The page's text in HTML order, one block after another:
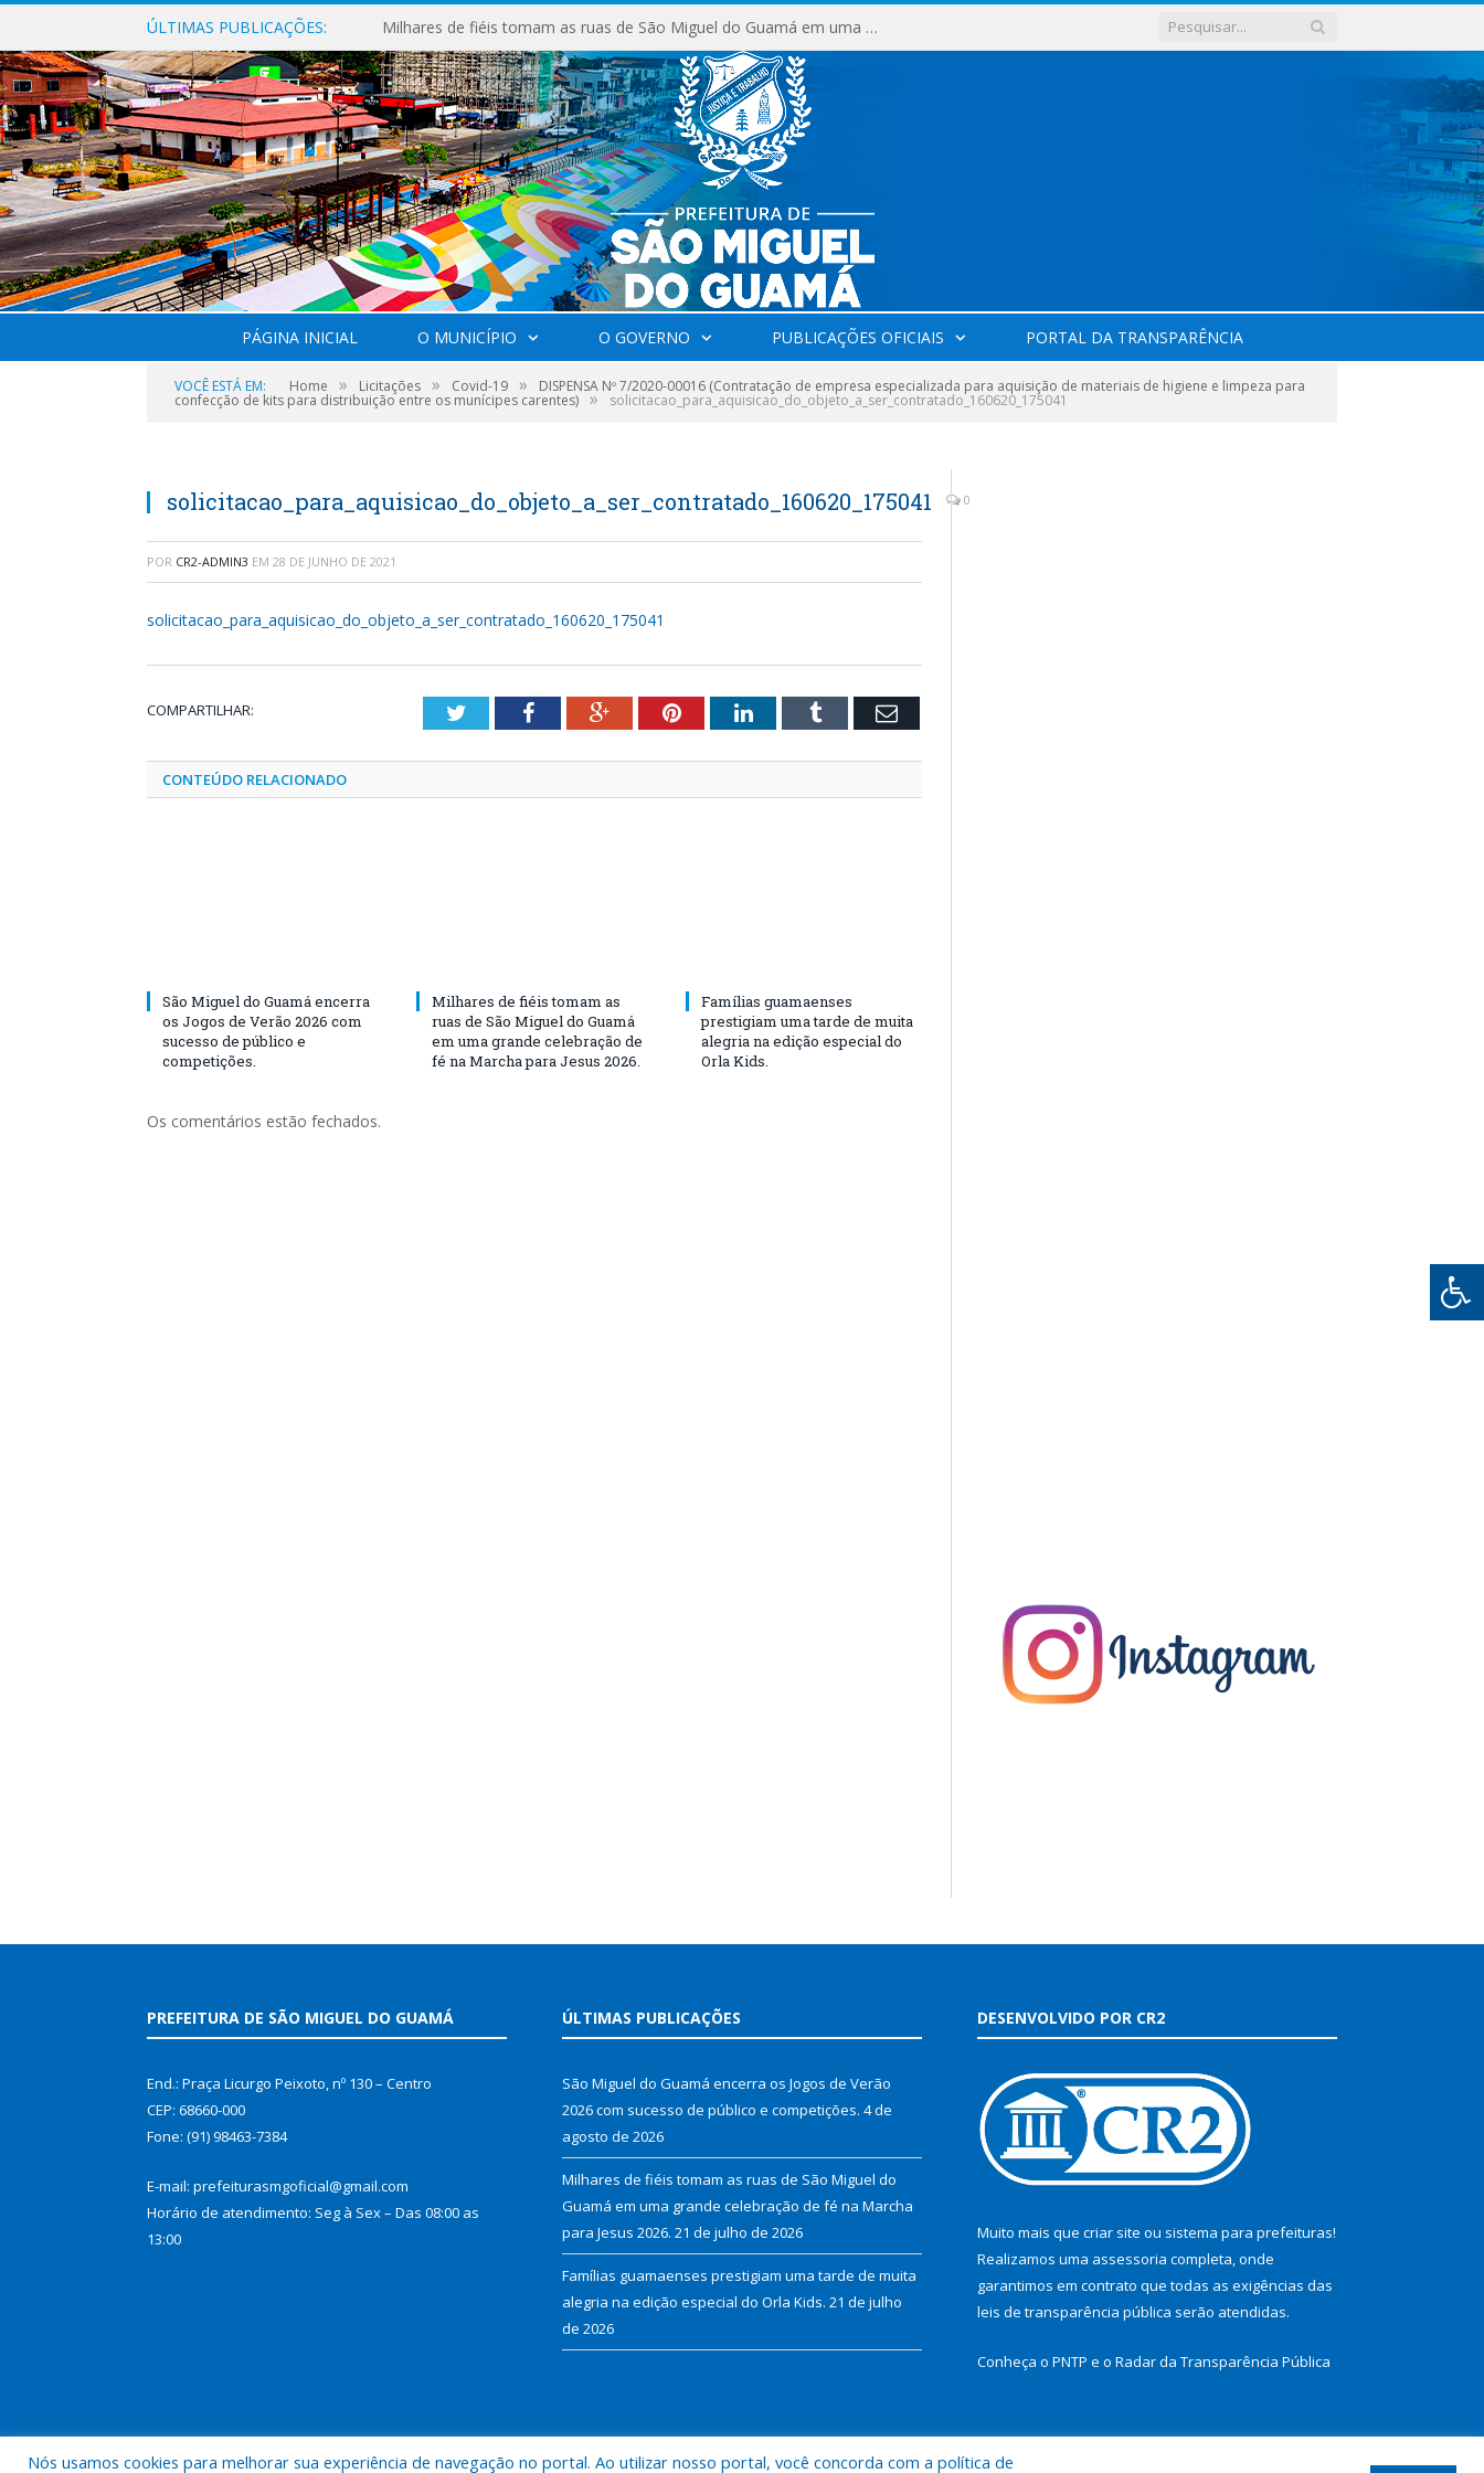
ÚLTIMAS PUBLICAÇÕES: Milhares de fiéis tomam as ruas de São Miguel do Guamá em uma grande celebração de fé na Marcha para Jesus 2026.
PÁGINA INICIAL O MUNICÍPIO O GOVERNO PUBLICAÇÕES OFICIAIS PORTAL DA TRANSPARÊNCIA
VOCÊ ESTÁ EM: Home » Licitações » Covid-19 » DISPENSA Nº 7/2020-00016 (Contratação de empresa especializada para aquisição de materiais de higiene e limpeza para
confecção de kits para distribuição entre os munícipes carentes) » solicitacao_para_aquisicao_do_objeto_a_ser_contratado_160620_175041
solicitacao_para_aquisicao_do_objeto_a_ser_contratado_160620_175041 0
POR CR2-ADMIN3 EM 28 DE JUNHO DE 2021
solicitacao_para_aquisicao_do_objeto_a_ser_contratado_160620_175041
COMPARTILHAR: TwitterFacebookGoogle+PinterestLinkedInTumblr Email
CONTEÚDO RELACIONADO
São Miguel do Guamá encerra
os Jogos de Verão 2026 com
sucesso de público e
competições.
Milhares de fiéis tomam as
ruas de São Miguel do Guamá
em uma grande celebração de
fé na Marcha para Jesus 2026.
Famílias guamaenses
prestigiam uma tarde de muita
alegria na edição especial do
Orla Kids.
Os comentários estão fechados.
PREFEITURA DE SÃO MIGUEL DO GUAMÁ
End.: Praça Licurgo Peixoto, nº 130 – Centro
CEP: 68660-000
Fone: (91) 98463-7384
E-mail: prefeiturasmgoficial@gmail.com
Horário de atendimento: Seg à Sex – Das 08:00 as
13:00
ÚLTIMAS PUBLICAÇÕES
São Miguel do Guamá encerra os Jogos de Verão
2026 com sucesso de público e competições. 4 de
agosto de 2026
Milhares de fiéis tomam as ruas de São Miguel do
Guamá em uma grande celebração de fé na Marcha
para Jesus 2026. 21 de julho de 2026
Famílias guamaenses prestigiam uma tarde de muita
alegria na edição especial do Orla Kids. 21 de julho
de 2026
DESENVOLVIDO POR CR2
Muito mais que criar site ou sistema para prefeituras!
Realizamos uma assessoria completa, onde
garantimos em contrato que todas as exigências das
leis de transparência pública serão atendidas.
Conheça o PNTP e o Radar da Transparência Pública
Nós usamos cookies para melhorar sua experiência de navegação no portal. Ao utilizar nosso portal, você concorda com a política de